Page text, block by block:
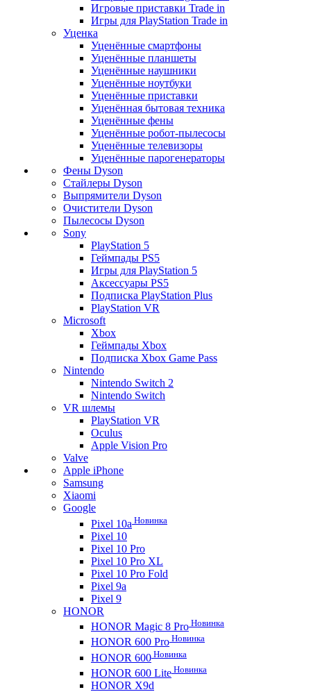
Игровые приставки Trade in
Игры для PlayStation Trade in
Уценка
Уценённые смартфоны
Уценённые планшеты
Уценённые наушники
Уценённые ноутбуки
Уценённые приставки
Уценённая бытовая техника
Уценённые фены
Уценённые робот-пылесосы
Уценённые телевизоры
Уценённые парогенераторы
Фены Dyson
Стайлеры Dyson
Выпрямители Dyson
Очистители Dyson
Пылесосы Dyson
Sony
PlayStation 5
Геймпады PS5
Игры для PlayStation 5
Аксессуары PS5
Подписка PlayStation Plus
PlayStation VR
Microsoft
Xbox
Геймпады Xbox
Подписка Xbox Game Pass
Nintendo
Nintendo Switch 2
Nintendo Switch
VR шлемы
PlayStation VR
Oculus
Apple Vision Pro
Valve
Apple iPhone
Samsung
Xiaomi
Google
Pixel 10a Новинка
Pixel 10
Pixel 10 Pro
Pixel 10 Pro XL
Pixel 10 Pro Fold
Pixel 9a
Pixel 9
HONOR
HONOR Magic 8 Pro Новинка
HONOR 600 Pro Новинка
HONOR 600 Новинка
HONOR 600 Lite Новинка
HONOR X9d